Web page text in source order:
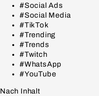
#Social Ads
#Social Media
#TikTok
#Trending
#Trends
#Twitch
#WhatsApp
#YouTube
Nach Inhalt